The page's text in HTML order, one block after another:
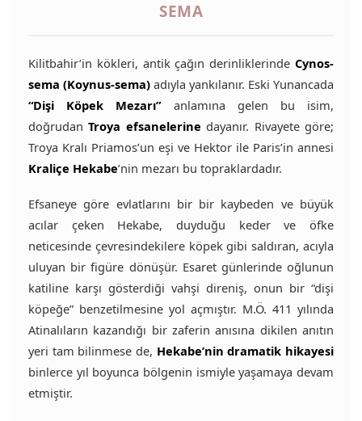
SEMA
Kilitbahir’in kökleri, antik çağın derinliklerinde Cynos-
sema (Koynus-sema) adıyla yankılanır. Eski Yunancada
“Dişi Köpek Mezarı”anlamına gelen bu isim,
doğrudanTroya efsanelerine dayanır. Rivayete göre;
Troya Kralı Priamos’un eşi ve Hektor ile Paris’in annesi
Kraliçe Hekabe’nin mezarı bu topraklardadır.
Efsaneye göre evlatlarını bir bir kaybeden ve büyük
acılar çeken Hekabe, duyduğu keder ve öfke
neticesinde çevresindekilere köpek gibi saldıran, acıyla
uluyan bir figüre dönüşür. Esaret günlerinde oğlunun
katiline karşı gösterdiği vahşi direniş, onun bir “dişi
köpeğe” benzetilmesine yol açmıştır. M.Ö. 411 yılında
Atinalıların kazandığı bir zaferin anısına dikilen anıtın
yeri tam bilinmese de, Hekabe’nin dramatik hikayesi
binlerce yıl boyunca bölgenin ismiyle yaşamaya devam
etmiştir.